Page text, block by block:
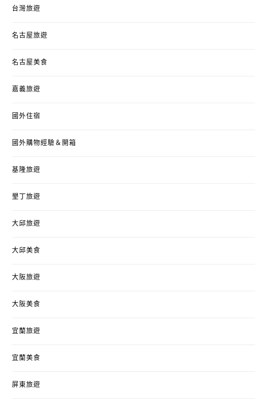
台灣旅遊
名古屋旅遊
名古屋美食
嘉義旅遊
國外住宿
國外購物經驗＆開箱
基隆旅遊
墾丁旅遊
大邱旅遊
大邱美食
大阪旅遊
大阪美食
宜蘭旅遊
宜蘭美食
屏東旅遊